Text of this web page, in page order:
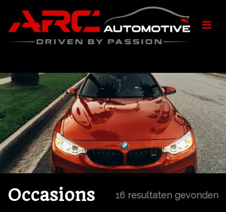
Occasions 16 resultaten gevonden